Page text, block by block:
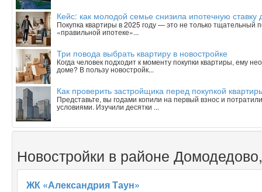
Кейс: как молодой семье снизила ипотечную
Покупка квартиры в 2025 году — это не только тщательный
«правильной ипотеке»...
Три повода выбрать квартиру в новостройке
Когда человек подходит к моменту покупки квартиры, ему
доме? В пользу новостройк...
Как проверить застройщика перед покупкой
Представьте, вы годами копили на первый взнос и
условиями. Изучили десятки ...
Новостройки в районе
ЖК «Александрия Таун»